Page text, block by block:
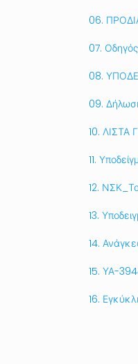
06.
07.
08.
09.
10. ΛΙΣΤΑ
11.
12.
13.
14.
15. ΥΑ-
16.